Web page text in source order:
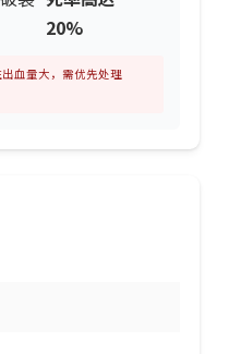
20%
血量大，需优先处理